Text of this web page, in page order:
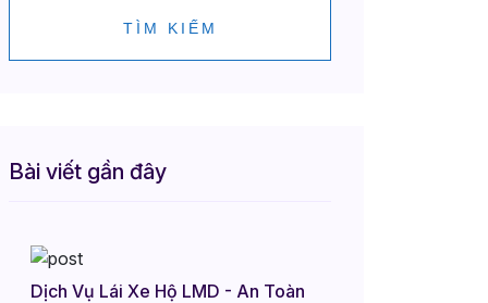
TÌM KIẾM
Bài viết gần đây
Dịch Vụ Lái Xe Hộ LMD - An Toàn